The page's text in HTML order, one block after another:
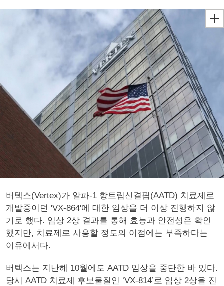
버텍스(Vertex)가 알파-1 항트립신결핍(AATD) 치료제로
개발중이던 'VX-864'에 대한 임상을 더 이상 진행하지 않
기로 했다. 임상 2상 결과를 통해 효능과 안전성은 확인
했지만, 치료제로 사용할 정도의 이점에는 부족하다는
이유에서다.
버텍스는 지난해 10월에도 AATD 임상을 중단한 바 있다.
당시 AATD 치료제 후보물질인 ‘VX-814’로 임상 2상을 진